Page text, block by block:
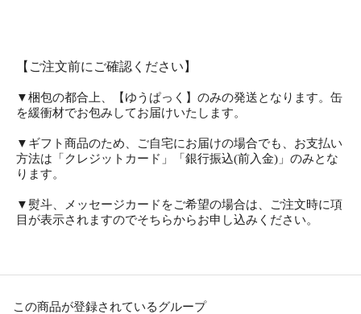
【ご注文前にご確認ください】
▼梱包の都合上、【ゆうぱっく】のみの発送となります。缶
を緩衝材でお包みしてお届けいたします。
▼ギフト商品のため、ご自宅にお届けの場合でも、お支払い
方法は「クレジットカード」「銀行振込(前入金)」のみとな
ります。
▼熨斗、メッセージカードをご希望の場合は、ご注文時に項
目が表示されますのでそちらからお申し込みください。
この商品が登録されているグループ